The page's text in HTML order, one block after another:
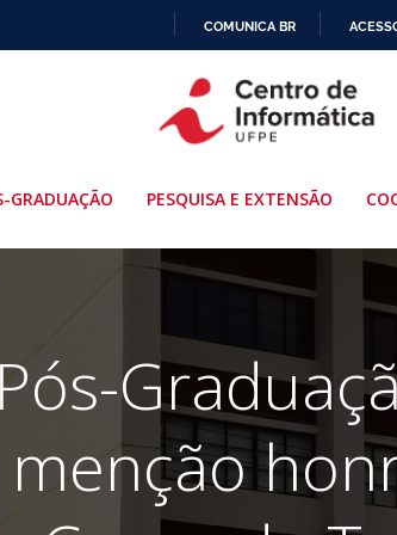
PARA
O
COMUNICA BR
GRADUAÇÃO PESQUISA E EXTENSÃO